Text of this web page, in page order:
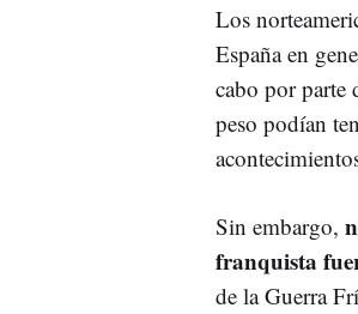
Los
España en
cabo por parte
peso podían
Sin embargo,
franquista
de la Guerra